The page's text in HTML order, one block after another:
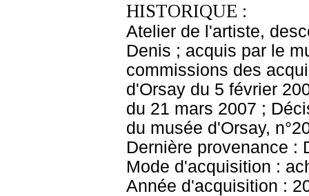
HISTORIQUE :
Atelier de l'artiste,
Denis ; acquis par le
commissions des
d'Orsay du 5 février
du 21 mars 2007 ;
du musée d'Orsay,
Dernière provenance :
Mode d'acquisition :
Année d'acquisition :